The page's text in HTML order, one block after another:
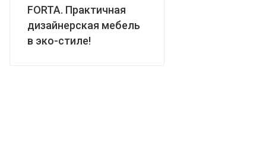
FORTA. Практичная
дизайнерская мебель
в эко-стиле!